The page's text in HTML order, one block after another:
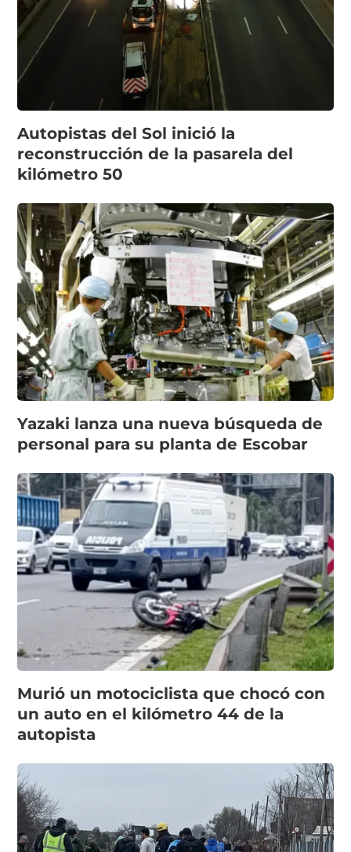
Autopistas del Sol inició la
reconstrucción de la pasarela del
kilómetro 50
Yazaki lanza una nueva búsqueda de
personal para su planta de Escobar
Murió un motociclista que chocó con
un auto en el kilómetro 44 de la
autopista